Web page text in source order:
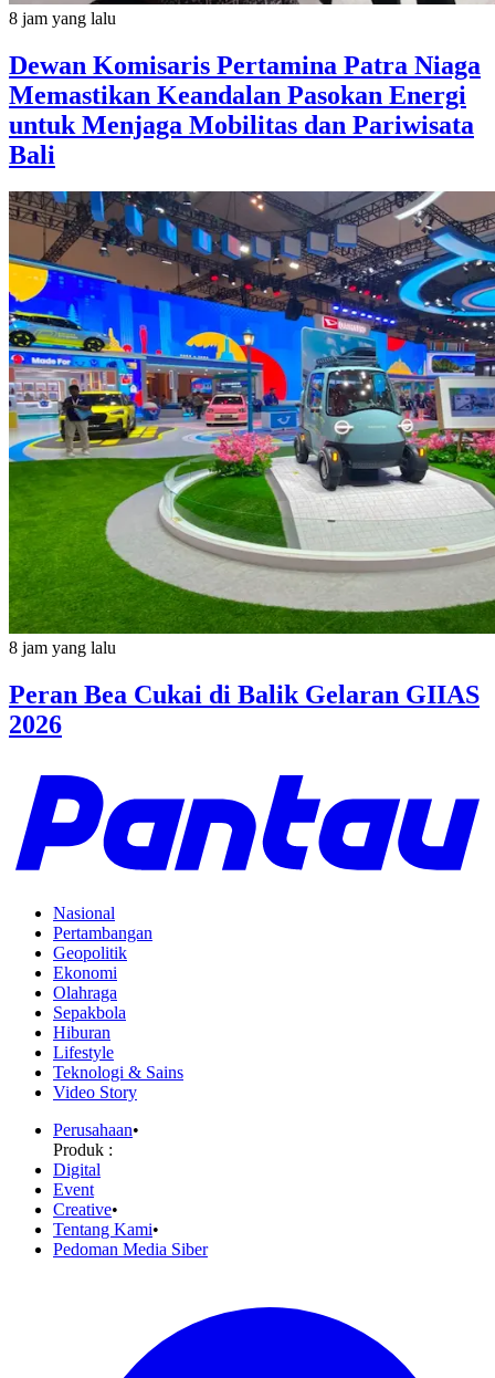
8 jam yang lalu
Dewan Komisaris Pertamina Patra Niaga
Memastikan Keandalan Pasokan Energi
untuk Menjaga Mobilitas dan Pariwisata
Bali
8 jam yang lalu
Peran Bea Cukai di Balik Gelaran GIIAS
2026
Nasional
Pertambangan
Geopolitik
Ekonomi
Olahraga
Sepakbola
Hiburan
Lifestyle
Teknologi & Sains
Video Story
Perusahaan•
Produk :
Digital
Event
Creative•
Tentang Kami•
Pedoman Media Siber